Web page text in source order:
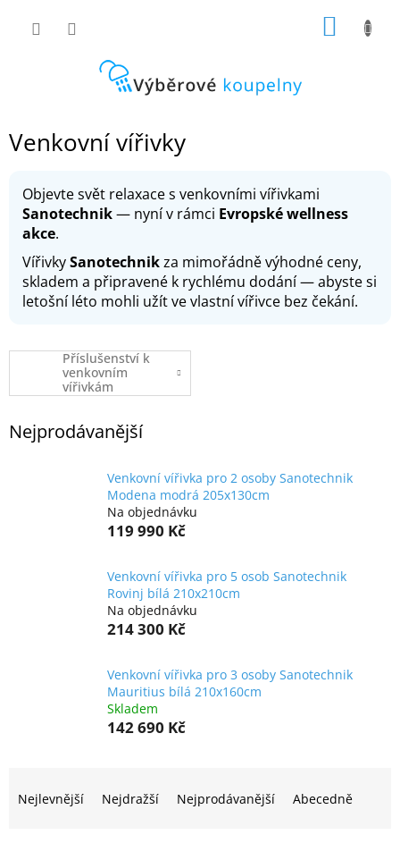
Venkovní vířivky
Objevte svět relaxace s venkovními vířivkami
Sanotechnik— nyní v rámci Evropské wellness
akce.
VířivkySanotechnikza mimořádně výhodné ceny,
skladem a připravené k rychlému dodání — abyste si
letošní léto mohli užít ve vlastní vířivce bez čekání.
Příslušenství k
venkovním
vířivkám
Nejprodávanější
Venkovní vířivka pro 2 osoby Sanotechnik
Modena modrá 205x130cm
Na objednávku
119 990 Kč
Venkovní vířivka pro 5 osob Sanotechnik
Rovinj bílá 210x210cm
Na objednávku
214 300 Kč
Venkovní vířivka pro 3 osoby Sanotechnik
Mauritius bílá 210x160cm
Skladem
142 690 Kč
Nejlevnější Nejdražší Nejprodávanější Abecedně